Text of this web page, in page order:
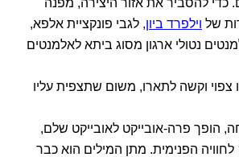
כדי להסביר את אזור היצירה, מפנה
של וילפרד ביון, לגבי פונקציית אלפא,
נטולי ארגון מסוג ביתא לאלמנטים
צפוי וקשה לתארו, משום שתצפית עליו
הופך פרה-אובייקט לאובייקט שלם,
הפנימית. מתן המילים הוא כבר